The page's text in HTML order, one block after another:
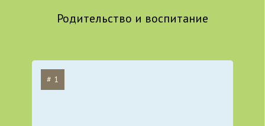
Родительство и воспитание
# 1